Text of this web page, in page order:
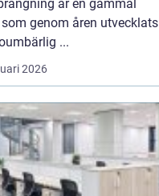
är en gammal
genom åren utvecklats
...
2026